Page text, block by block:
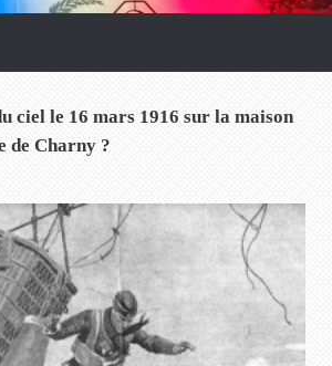
ciel le 16 mars 1916 sur la maison
de Charny ?